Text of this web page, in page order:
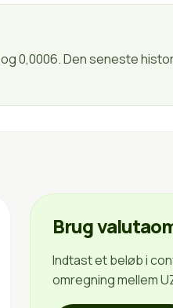
0,0006. Den seneste
Brug
Indtast et beløb i
omregning mellem